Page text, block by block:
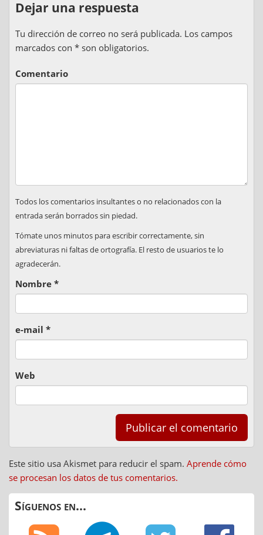
Dejar una respuesta
Tu dirección de correo no será publicada. Los campos
marcados con * son obligatorios.
Comentario
Todos los comentarios insultantes o no relacionados con la
entrada serán borrados sin piedad.
Tómate unos minutos para escribir correctamente, sin
abreviaturas ni faltas de ortografía. El resto de usuarios te lo
agradecerán.
Nombre *
e-mail *
Web
Este sitio usa Akismet para reducir el spam. Aprende cómo
se procesan los datos de tus comentarios.
Síguenos en...